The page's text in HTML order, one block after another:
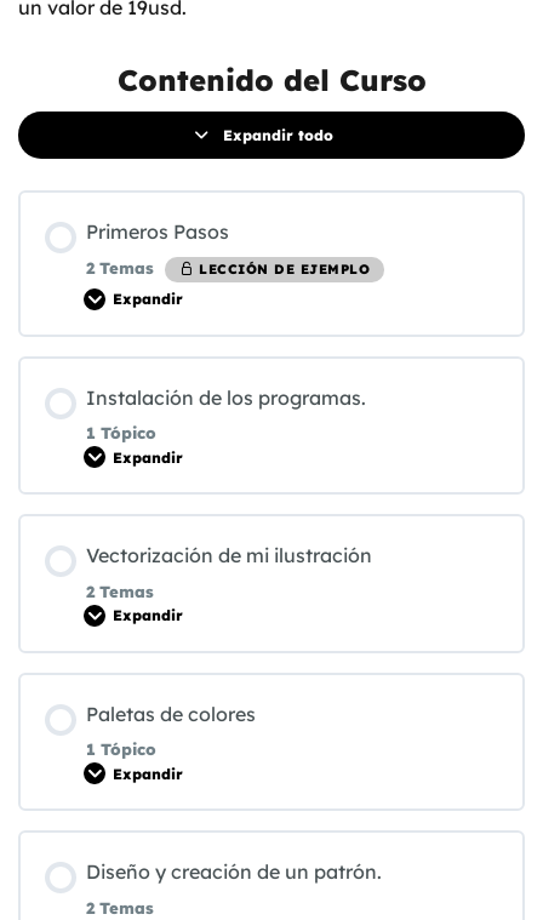
un valor de 19usd.
Contenido del Curso
Expandir todo
Primeros Pasos
2 Temas LECCIÓN DE EJEMPLO
Expandir
0% COMPLETADO
Creación de boceto manual de nuestro pattern.
Instalación de los programas.
1 Tópico
Expandir
Vectorización de mi ilustración
2 Temas
Expandir
0% COMPLETADO
Vectorización y colorización en Illustrator.
Paletas de colores
1 Tópico
Expandir
Diseño y creación de un patrón.
2 Temas